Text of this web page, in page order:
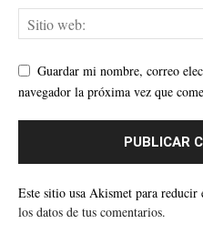
Guardar mi nombre, correo
navegador la próxima vez que
Este sitio usa Akismet para reducir
los datos de tus comentarios.